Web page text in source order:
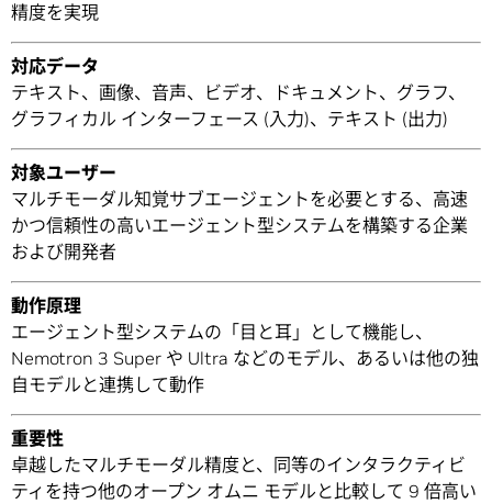
精度を実現
対応データ
テキスト、画像、音声、ビデオ、ドキュメント、グラフ、
グラフィカル インターフェース (入力)、テキスト (出力)
対象ユーザー
マルチモーダル知覚サブエージェントを必要とする、高速
かつ信頼性の高いエージェント型システムを構築する企業
および開発者
動作原理
エージェント型システムの「目と耳」として機能し、
Nemotron 3 Super や Ultra などのモデル、あるいは他の独
自モデルと連携して動作
重要性
卓越したマルチモーダル精度と、同等のインタラクティビ
ティを持つ他のオープン オムニ モデルと比較して 9 倍高い